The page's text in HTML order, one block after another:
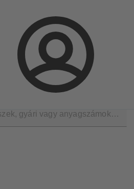
Bejelentkezés
Termékek keresése